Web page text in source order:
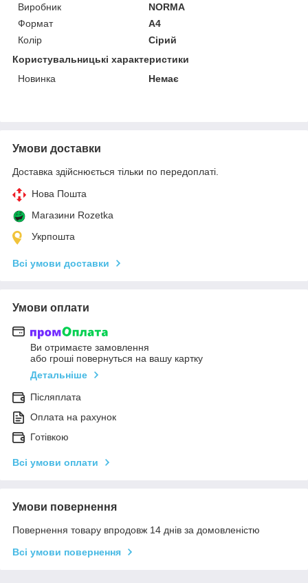
Виробник
NORMA
Формат
A4
Колір
Сірий
Користувальницькі характеристики
Новинка
Немає
Умови доставки
Доставка здійснюється тільки по передоплаті.
Нова Пошта
Магазини Rozetka
Укрпошта
Всі умови доставки
Умови оплати
Ви отримаєте замовлення
або гроші повернуться на вашу картку
Детальніше
Післяплата
Оплата на рахунок
Готівкою
Всі умови оплати
Умови повернення
Повернення товару впродовж 14 днів за домовленістю
Всі умови повернення